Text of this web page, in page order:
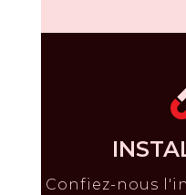
Confiez-nous